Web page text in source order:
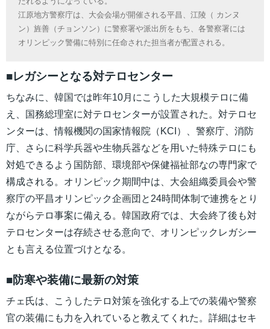
江原地方警察庁は、大会会場が開催される平昌、江陵（ カンヌ
ン）旌善（チョンソン）に警察署や派出所をもち、各警察署には
オリンピック警備に特別に任命された担当者が配置される。
■レガシーとなる対テロセンター
ちなみに、韓国では昨年10月にこうした大規模テロに備
え、国務総理室に対テロセンターが設置された。対テロセ
ンターは、情報機関の国家情報院（KCI）、警察庁、消防
庁、さらに科学兵器や生物兵器などを用いた特殊テロにも
対処できるよう国防部、環境部や保健福祉部なの専門家で
構成される。オリンピック期間中は、大会組織委員会や警
察庁の平昌オリンピック企画団と24時間体制で連携をとり
ながらテロ事案に備える。韓国政府では、大会終了後も対
テロセンターは存続させる意向で、オリンピックレガシー
とも言える位置づけとなる。
■防寒や装備に最新の対策
チェ氏は、こうしたテロ対策を強化する上での装備や警察
官の装備にも力を入れていると教えてくれた。詳細はセキ